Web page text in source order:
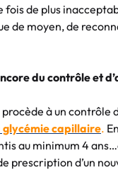
de plus
de moyen, de
du contrôle et
procède à un
capillaire.
au minimum 4
prescription d’un